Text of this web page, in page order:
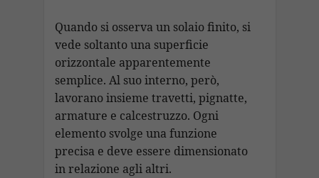
Quando si osserva un solaio finito, si
vede soltanto una superficie
orizzontale apparentemente
semplice. Al suo interno, però,
lavorano insieme travetti, pignatte,
armature e calcestruzzo. Ogni
elemento svolge una funzione
precisa e deve essere dimensionato
in relazione agli altri.